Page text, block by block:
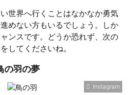
世界へ行くことはなかなか勇気
めない方もいるでしょう。しか
ンスです。どうか恐れず、次の
してくださいね。
の羽の夢
Instagram